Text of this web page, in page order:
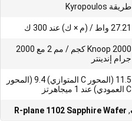
طريقة Kyropoulos
27.21 واط / (م × ك) عند 300 ك
Knoop 2000 كجم / مم 2 مع 2000
جرام إندينتر
11.5 (المحور C المتوازي) 9.4 (المحور
C العمودي) عند 1 ميجاهرتز
,
R-plane 1102 Sapphire Wafer